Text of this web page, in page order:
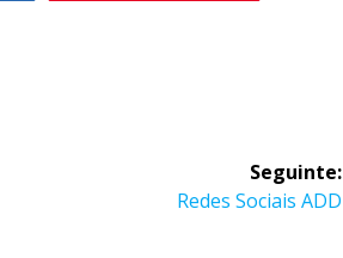
Seguinte:
Post
Redes Sociais ADD